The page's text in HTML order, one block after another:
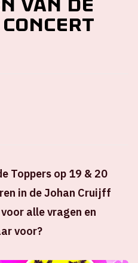
van De
concert
Toppers op 19 & 20
in de Johan Cruijff
alle vragen en
voor?